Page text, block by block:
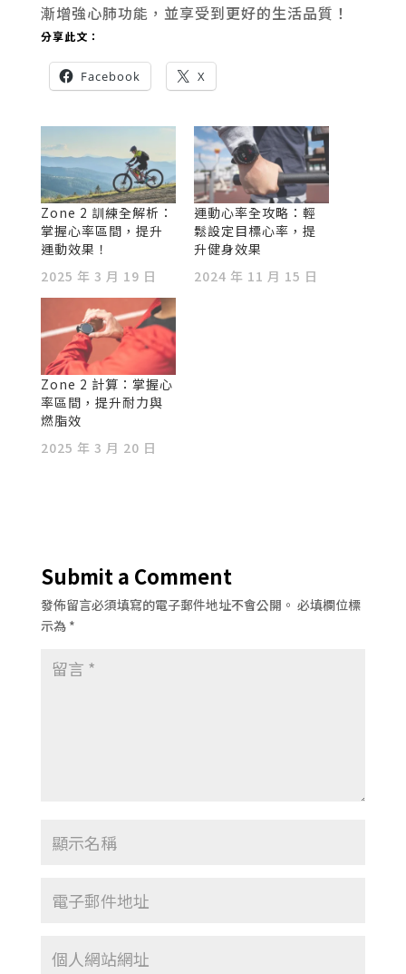
漸增強心肺功能，並享受到更好的生活品質！
分享此文：
Facebook X
Zone 2 訓練全解析：
掌握心率區間，提升
運動效果！
2025 年 3 月 19 日
運動心率全攻略：輕
鬆設定目標心率，提
升健身效果
2024 年 11 月 15 日
Zone 2 計算：掌握心
率區間，提升耐力與
燃脂效
2025 年 3 月 20 日
Submit a Comment
發佈留言必須填寫的電子郵件地址不會公開。 必填欄位標
示為 *